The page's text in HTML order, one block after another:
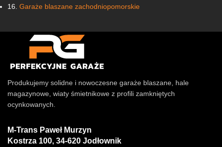
16. Garaże blaszane zachodniopomorskie
Produkujemy solidne i nowoczesne garaże blaszane, hale
magazynowe, wiaty śmietnikowe z profili zamkniętych
ocynkowanych.
M-Trans Paweł Murzyn
Kostrza 100, 34-620 Jodłownik